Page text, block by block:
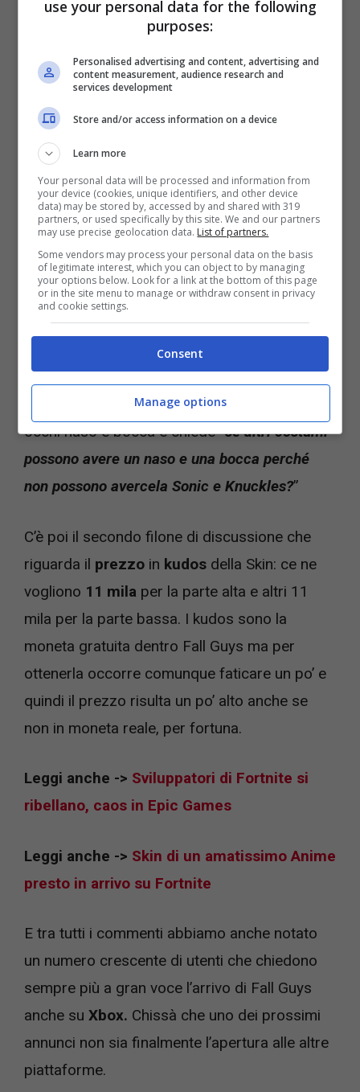
In realtà ci sentiamo di dare ragione almeno in
parte a chi, rispondendo al tweet con il video
in cui viene mostrata la Skin rossa e bianca di
Knuckles si lamenta del fatto che
non sia stato fatto con una quantità
sufficiente di particolari
immediatamente di riconoscere il
personaggio. E in effetti se non fosse che
nella classica schermata con il logo di Sonic
non avremo subito capito che si trattava di lui.
E c’è, a corroborare la nostra sensazione,
almeno un utente ha fatto ilconfrontocon
che, effettivamente, sono dotate di
occhi naso e bocca e chiede “se altri costumi
possono avere un naso e una bocca perché
non possono avercela Sonic e Knuckles?”
C’è poi il secondo filone di discussione che
riguarda il prezzo in kudos della Skin: ce ne
vogliono 11 mila per la parte alta e altri 11
mila per la parte bassa. I kudos sono la
moneta gratuita dentro Fall Guys ma per
ottenerla occorre comunque faticare un po’ e
quindi il prezzo risulta un po’ alto anche se
non in moneta reale, per fortuna.
Leggi anche -> Sviluppatori di Fortnite si
ribellano, caos in Epic Games
Leggi anche -> Skin di un amatissimo Anime
presto in arrivo su Fortnite
E tra tutti i commenti abbiamo anche notato
un numero crescente di utenti che chiedono
sempre più a gran voce l’arrivo di Fall Guys
anche su Xbox. Chissà che uno dei prossimi
annunci non sia finalmente l’apertura alle altre
piattaforme.
use your personal data for the following
purposes:
Personalised advertising and content, advertising and
content measurement, audience research and
services development
Store and/or access information on a device
Learn more
Your personal data will be processed and information from
your device (cookies, unique identifiers, and other device
data) may be stored by, accessed by and shared with 319
partners, or used specifically by this site. We and our partners
may use precise geolocation data. List of partners.
Some vendors may process your personal data on the basis
of legitimate interest, which you can object to by managing
your options below. Look for a link at the bottom of this page
or in the site menu to manage or withdraw consent in privacy
and cookie settings.
Consent
Manage options